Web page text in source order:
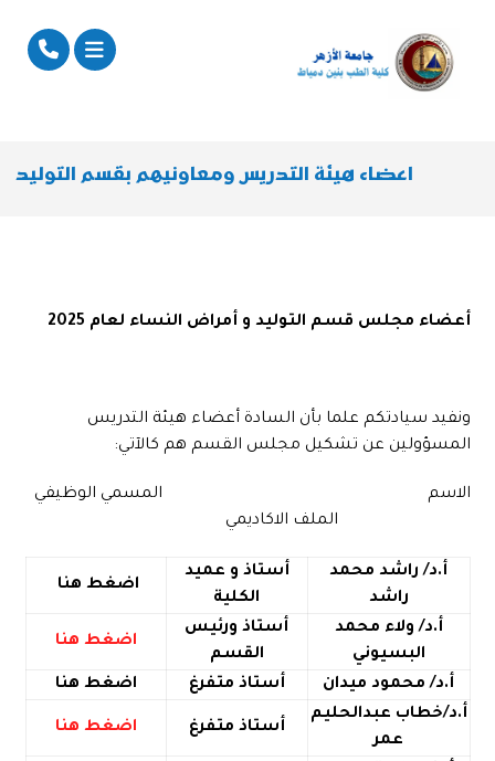
اعضاء هيئة التدريس ومعاونيهم بقسم التوليد
أعضاء مجلس قسم التوليد و أمراض النساء لعام 2025
ونفيد سيادتكم علما بأن السادة أعضاء هيئة التدريس
المسؤولين عن تشكيل مجلس القسم هم كالآتي:
الاسم المسمي الوظيفي
الملف الاكاديمي
أ.د/ راشد محمد
راشد
أستاذ و عميد
الكلية
اضغط هنا
أ.د/ ولاء محمد
البسيوني
أستاذ ورئيس
القسم
اضغط هنا
أ.د/ محمود ميدان أستاذ متفرغ
اضغط هنا
أ.د/خطاب عبدالحليم
عمر
أستاذ متفرغ اضغط هنا